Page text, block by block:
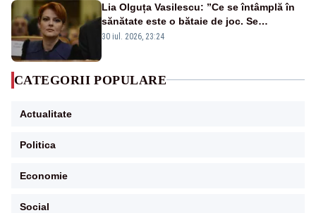
Lia Olguța Vasilescu: ”Ce se întâmplă în
sănătate este o bătaie de joc. Se
guvernează extraordinar de prost”
30 iul. 2026, 23:24
CATEGORII POPULARE
Actualitate
Politica
Economie
Social